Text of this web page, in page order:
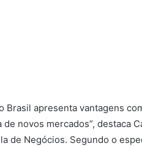
Brasil apresenta vantagens
novos mercados”, destaca
de Negócios. Segundo o